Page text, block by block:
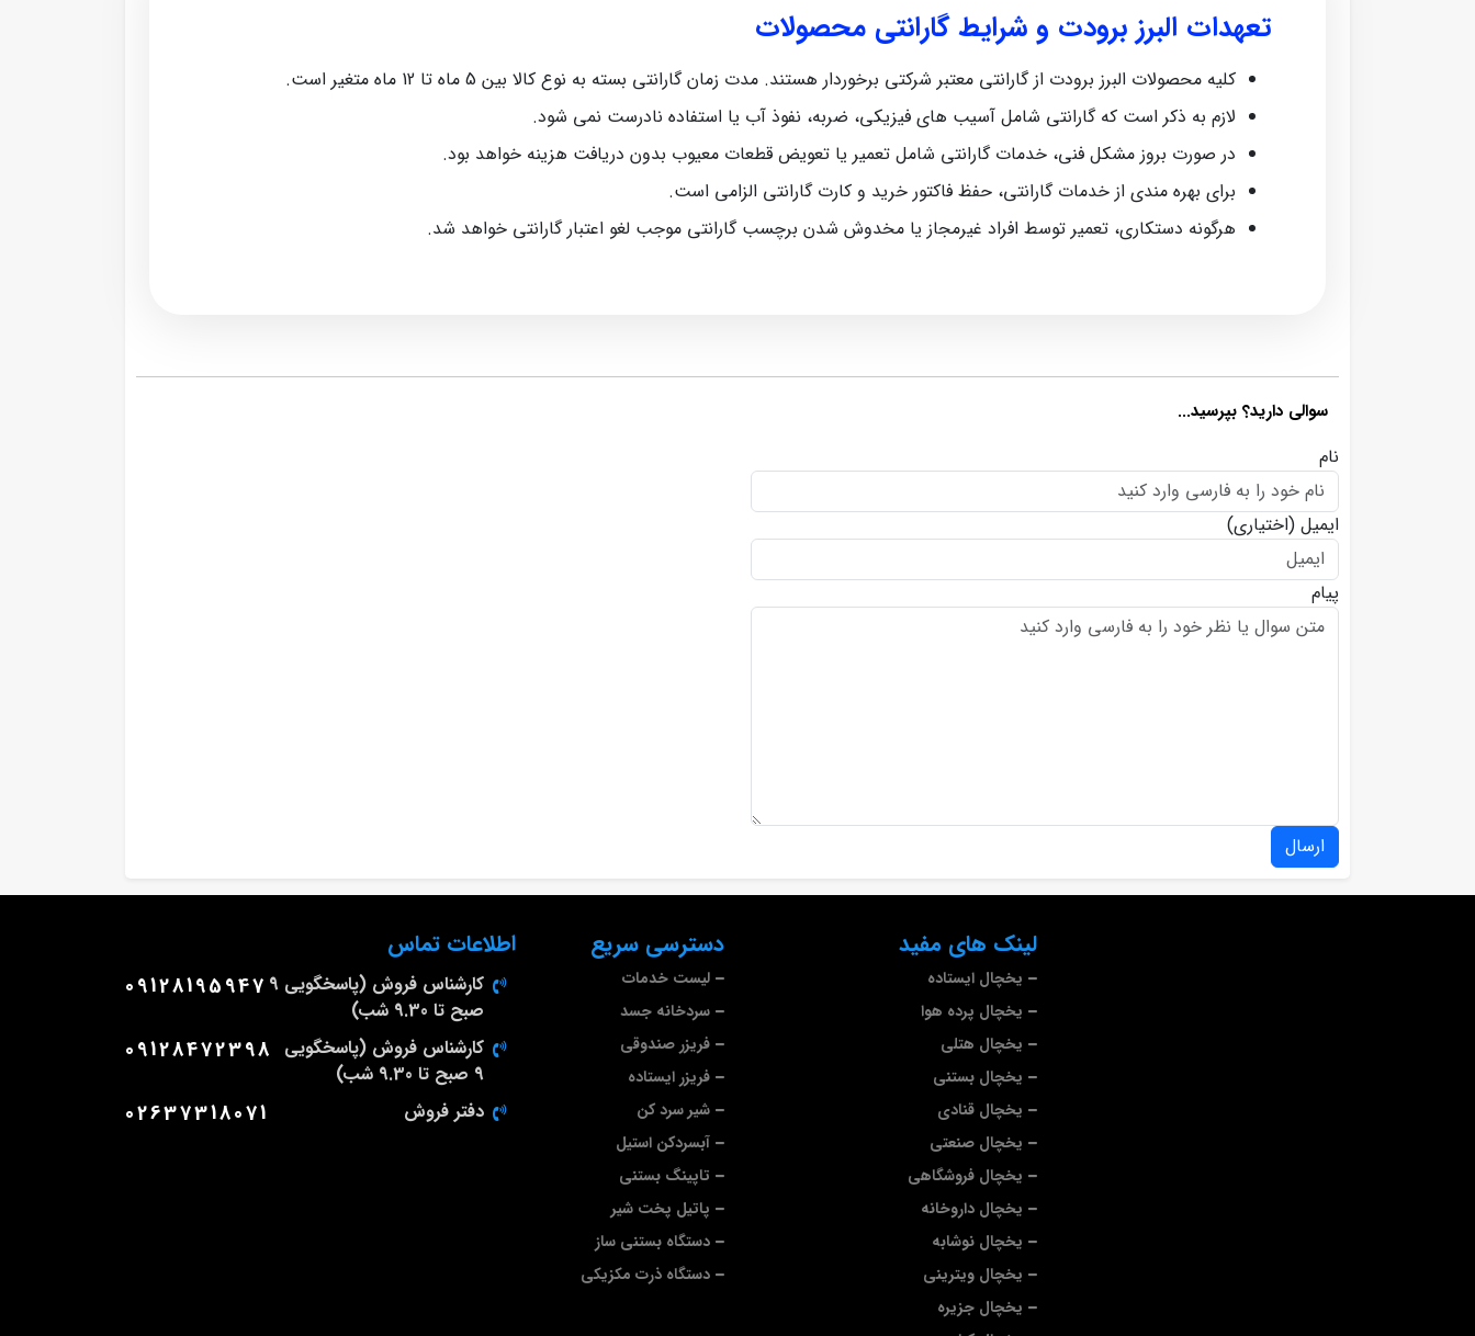
تعهدات البرز برودت و شرایط گارانتی محصولات
کلیه محصولات البرز برودت از گارانتی معتبر شرکتی برخوردار هستند. مدت زمان گارانتی بسته به نوع کالا بین 5 ماه تا 12 ماه متغیر است.
لازم به ذکر است که گارانتی شامل آسیب‌ های فیزیکی، ضربه، نفوذ آب یا استفاده نادرست نمی‌ شود.
در صورت بروز مشکل فنی، خدمات گارانتی شامل تعمیر یا تعویض قطعات معیوب بدون دریافت هزینه خواهد بود.
برای بهره‌ مندی از خدمات گارانتی، حفظ فاکتور خرید و کارت گارانتی الزامی است.
هرگونه دستکاری، تعمیر توسط افراد غیرمجاز یا مخدوش شدن برچسب گارانتی موجب لغو اعتبار گارانتی خواهد شد.
سوالی دارید؟ بپرسید...
نام
ایمیل (اختیاری)
پیام
ارسال
لینک های مفید
یخچال ایستاده
یخچال پرده هوا
یخچال هتلی
یخچال بستنی
یخچال قنادی
یخچال صنعتی
یخچال فروشگاهی
یخچال داروخانه
یخچال نوشابه
یخچال ویترینی
یخچال جزیره
دسترسی سریع
لیست خدمات
سردخانه جسد
فریزر صندوقی
فریزر ایستاده
شیر سرد کن
آبسردکن استیل
تاپینگ بستنی
پاتیل پخت شیر
دستگاه بستنی ساز
دستگاه ذرت مکزیکی
اطلاعات تماس
کارشناس فروش (پاسخگویی 9
صبح تا 9.30 شب)
09128195947
کارشناس فروش (پاسخگویی
9 صبح تا 9.30 شب)
09128472398
دفتر فروش 02637318071